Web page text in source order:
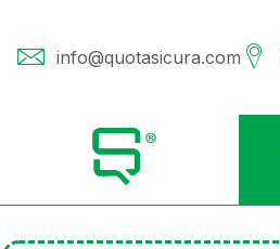
info@quotasicura.com